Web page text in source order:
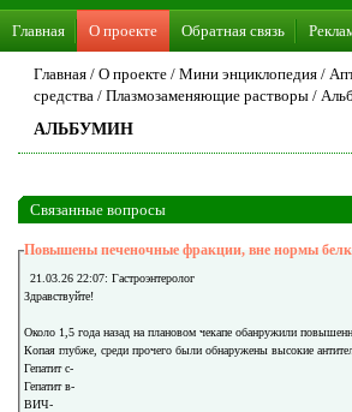
Главная О проекте Обратная связь
Стать консультантом нашего сайта
Главная / О проекте / Мини энциклопедия /
средства / Плазмозаменяющие растворы /
АЛЬБУМИН
Связанные вопросы
Повышены печеночные фракции, вне нормы
21.03.26 22:07: Гастроэнтеролог
Здравствуйте!
Около 1,5 года назад на плановом чекапе обанружили
Копая глубже, среди прочего были обнаружены высокие
Гепатит с-
Гепатит в-
ВИЧ-